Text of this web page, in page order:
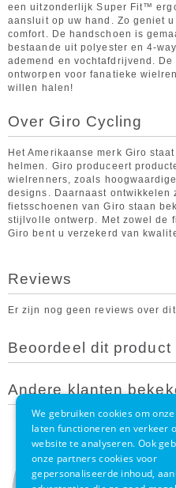
een uitzonderlijk Super Fit™
aansluit op uw hand. Zo geniet
comfort. De handschoen is
bestaande uit polyester en 4-
ademend en vochtafdrijvend.
ontworpen voor fanatieke
willen halen!
Over Giro Cycling
Het Amerikaanse merk Giro
helmen. Giro produceert
wielrenners, zoals
designs. Daarnaast ontwikkelen
fietsschoenen van Giro staan
stijlvolle ontwerp. Met zowel de
Giro bent u verzekerd van
Reviews
Er zijn nog geen reviews over
Beoordeel dit product
Andere klanten
We gebruiken cookies om
laten functioneren en verkeer
website te analyseren. Ook
onze partners cookies voor
gepersonaliseerde inhoud,